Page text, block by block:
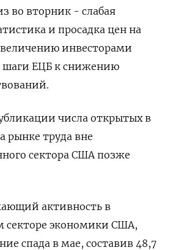
во вторник - слабая
и просадка цен на
инвесторами
шаги ЕЦБ к снижению
числа открытых в
рынке труда вне
сектора США позже
активность в
секторе экономики США,
спада в мае, составив 48,7